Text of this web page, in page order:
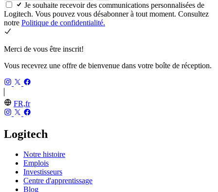
Je souhaite recevoir des communications personnalisées de
Logitech. Vous pouvez vous désabonner à tout moment. Consultez
notre Politique de confidentialité.
Merci de vous être inscrit!
Vous recevrez une offre de bienvenue dans votre boîte de réception.
FR,fr
Logitech
Notre histoire
Emplois
Investisseurs
Centre d'apprentissage
Blog